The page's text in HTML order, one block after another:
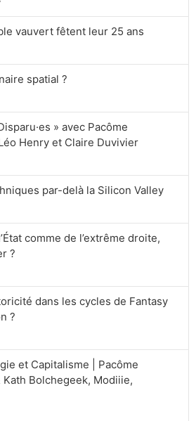
vauvert fêtent leur 25 ans
spatial ?
» avec Pacôme
Henry et Claire Duvivier
par-delà la Silicon Valley
comme de l’extrême droite,
?
dans les cycles de Fantasy
?
et Capitalisme | Pacôme
Bolchegeek, Modiiie,